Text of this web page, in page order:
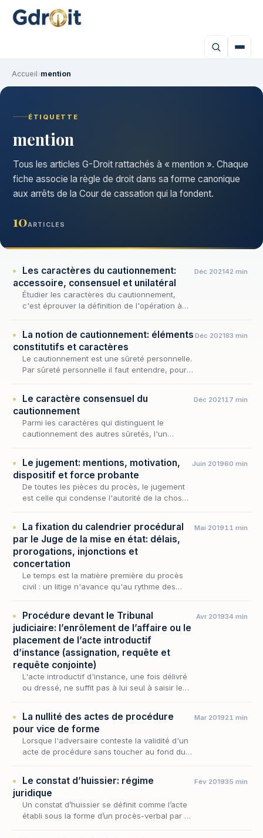
Accueil›mention
ÉTIQUETTE
mention
Tous les articles G-Droit rattachés à « mention ». Chaque
fiche associe la règle de droit dans sa forme canonique
aux arrêts de la Cour de cassation qui la fondent.
10ARTICLES
Les caractères du cautionnement:
accessoire, consensuel et unilatéral
Étudier les caractères du cautionnement,
c'est éprouver la définition de l'opération à
l'adjonction d'u…
Déc 202142 min
La notion de cautionnement: éléments
constitutifs et caractères
Le cautionnement est une sûreté personnelle.
Par sûreté personnelle il faut entendre, pour
disp…
Déc 202183 min
Le caractère consensuel du
cautionnement
Parmi les caractères qui distinguent le
cautionnement des autres sûretés, l'un
accord de v…
Déc 202117 min
Le jugement: mentions, motivation,
dispositif et force probante
De toutes les pièces du procès, le jugement
est celle qui condense l'autorité de la chose
sout…
Juin 201960 min
La fixation du calendrier procédural
par le Juge de la mise en état: délais,
prorogations, injonctions et
concertation
Le temps est la matière première du procès
civil : un litige n'avance qu'au rythme des
parties n'on…
Mai 201911 min
Procédure devant le Tribunal
judiciaire: l’enrôlement de l’affaire ou le
placement de l’acte introductif
d’instance (assignation, requête et
requête conjointe)
L'acte introductif d'instance, une fois délivré
ou dressé, ne suffit pas à lui seul à saisir le
Avr 201934 min
La nullité des actes de procédure
pour vice de forme
Lorsque l'adversaire conteste la validité d'un
acte de procédure sans toucher au fond du
Mar 201921 min
Le constat d’huissier: régime
juridique
Un constat d’huissier se définit comme l’acte
établi sous la forme d’un procès-verbal par un
Fév 201935 min